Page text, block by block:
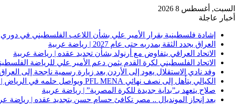
السبت, أغسطس 8 2026
أخبار عاجلة
إشادة فلسطينية بقرار الأمير علي بشأن اللاعب الفلسطيني في
العراق يجدد الثقة بمدربه حتى عام 2027 | رياضة عربية
الاتحاد العراقي يتفاوض مع أرنولد بشأن تجديد عقده | رياضة عربية
الاتحاد الفلسطيني لكرة القدم يثمن دعم الأمير علي للرياضة
وفد نادي الاستقلال يعود إلى الأردن بعد زيارة رسمية ناجحة إلى
الكيالي يتأهل إلى نصف نهائي PFL MENA ويواصل حلمه في الرياض | رياضة عربية
صلاح يتعهد بـ”بداية جديدة للكرة المصرية” | رياضة عربية
بعد إنجاز المونديال .. مصر تكافئ حسام حسن بتجديد عقده | رياضة